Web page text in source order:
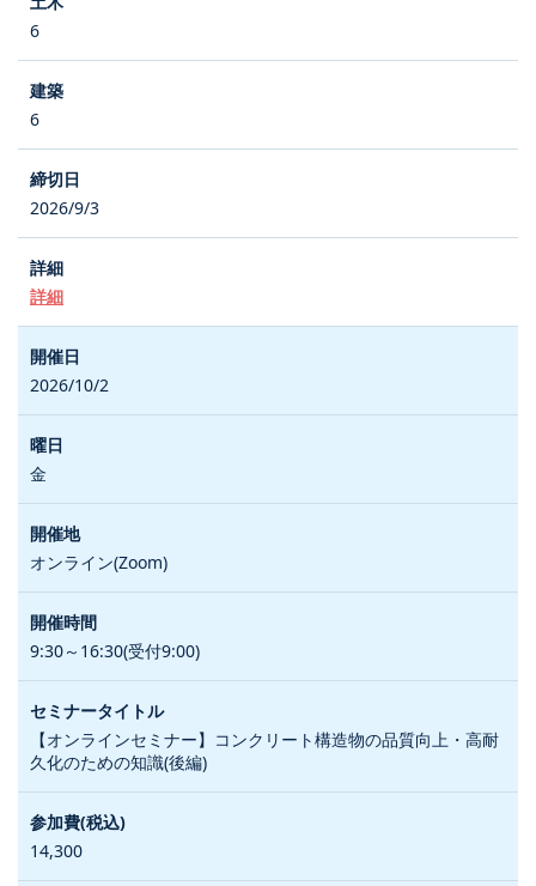
6
6
2026/9/3
詳細
2026/10/2
金
オンライン(Zoom)
9:30～16:30(受付9:00)
【オンラインセミナー】コンクリート構造物の品質向上・高耐
久化のための知識(後編)
14,300